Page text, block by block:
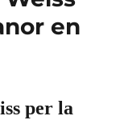
en
per la